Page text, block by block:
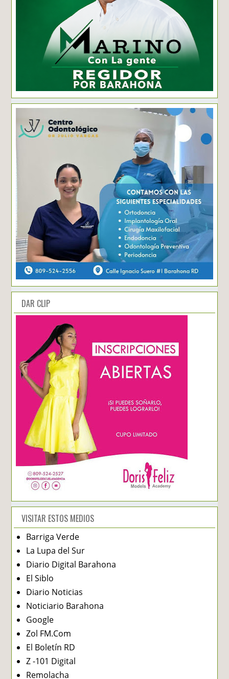
DAR CLIP
VISITAR ESTOS MEDIOS
Barriga Verde
La Lupa del Sur
Diario Digital Barahona
El Siblo
Diario Noticias
Noticiario Barahona
Google
Zol FM.Com
El Boletín RD
Z -101 Digital
Remolacha